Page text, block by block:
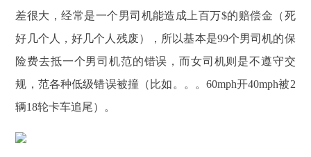
差很大，经常是一个男司机能造成上百万$的赔偿金（死
好几个人，好几个人残废），所以基本是99个男司机的保
险费去抵一个男司机范的错误，而女司机则是不遵守交
规，范各种低级错误被撞（比如。。。60mph开40mph被2
辆18轮卡车追尾）。